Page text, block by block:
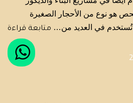
هو نوع من الأحجار الصغيرة
تُستخدم في العديد من… متابعة قراءة